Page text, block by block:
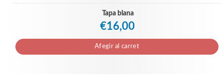
Tapa blana
€16,00
Afegir al carret